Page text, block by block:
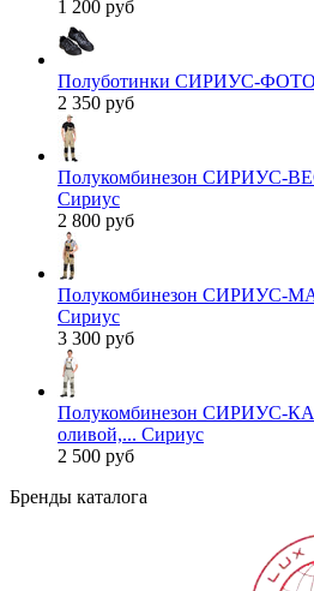
1 200 руб
Полуботинки СИРИУС-
2 350 руб
Полукомбинезон СИРИУС-
Сириус
2 800 руб
Полукомбинезон СИРИУС-
Сириус
3 300 руб
Полукомбинезон СИРИУС-
оливой,... Сириус
2 500 руб
Бренды каталога